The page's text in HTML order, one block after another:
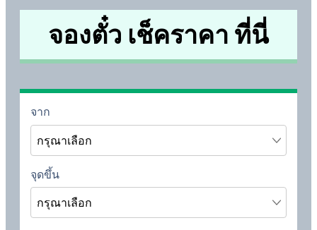
จองตั๋ว เช็คราคา ที่นี่